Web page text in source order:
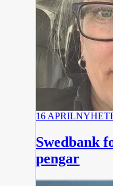
16 APRIL
Swedbank
pengar